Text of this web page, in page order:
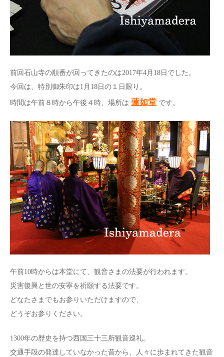
前回石山寺の順番が回ってきたのは2017年4月18日でした。
今回は、特別御朱印は1月18日の１日限り。
時間は午前８時から午後４時、場所は 蓮如堂 です。
午前10時からは本堂にて、観音さまの法要が行われます。
災害復興と世の安寧を祈願する法要です。
どなたさまでもお参りいただけますので、
どうぞお参りください。
1300年の歴史を持つ西国三十三所観音巡礼。
交通手段の発達していなかった昔から、人々に歩まれてきた観音